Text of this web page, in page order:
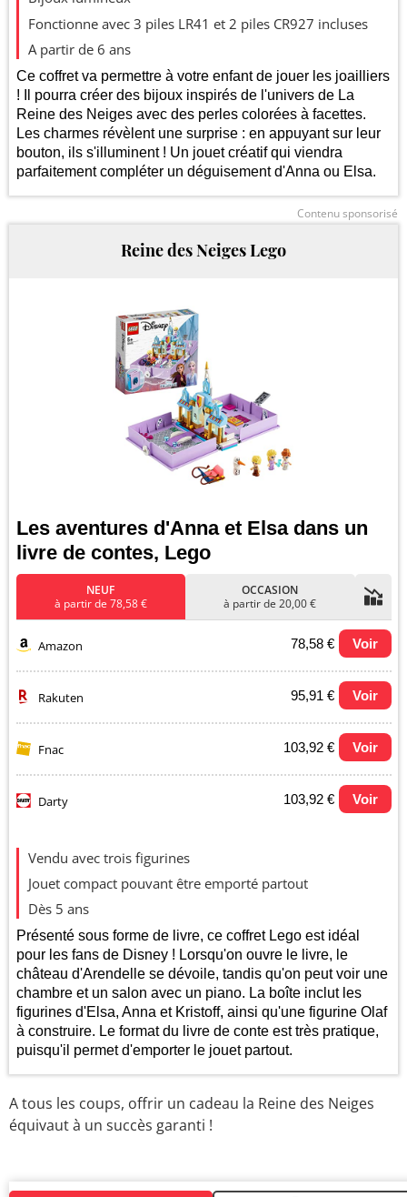
15
20
25
30
35
Fonctionne avec 3 piles LR41 et 2 piles CR927 incluses
A partir de 6 ans
Ce coffret va permettre à votre enfant de jouer les joailliers
! Il pourra créer des bijoux inspirés de l'univers de La
Reine des Neiges avec des perles colorées à facettes.
Les charmes révèlent une surprise : en appuyant sur leur
bouton, ils s'illuminent ! Un jouet créatif qui viendra
parfaitement compléter un déguisement d'Anna ou Elsa.
Contenu sponsorisé
Reine des Neiges Lego
Les aventures d'Anna et Elsa dans un
livre de contes, Lego
NEUF
à partir de 78,58 €
OCCASION
à partir de 20,00 €
Amazon 78,58 € Voir
Rakuten 95,91 € Voir
Fnac 103,92 € Voir
Darty 103,92 € Voir
Evolution du prix le plus bas (neuf):
2025 2026
20
40
60
80
Vendu avec trois figurines
Jouet compact pouvant être emporté partout
Dès 5 ans
Présenté sous forme de livre, ce coffret Lego est idéal
pour les fans de Disney ! Lorsqu'on ouvre le livre, le
château d'Arendelle se dévoile, tandis qu'on peut voir une
chambre et un salon avec un piano. La boîte inclut les
figurines d'Elsa, Anna et Kristoff, ainsi qu'une figurine Olaf
à construire. Le format du livre de conte est très pratique,
puisqu'il permet d'emporter le jouet partout.
A tous les coups, offrir un cadeau la Reine des Neiges
équivaut à un succès garanti !